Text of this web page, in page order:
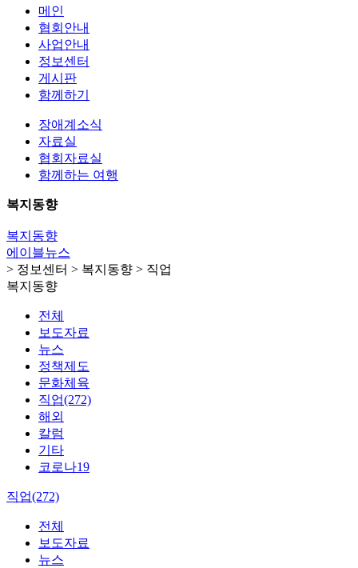
메인
협회안내
사업안내
정보센터
게시판
함께하기
장애계소식
자료실
협회자료실
함께하는 여행
복지동향
복지동향
에이블뉴스
> 정보센터 > 복지동향 > 직업
복지동향
전체
보도자료
뉴스
정책제도
문화체육
직업(272)
해외
칼럼
기타
코로나19
직업(272)
전체
보도자료
뉴스